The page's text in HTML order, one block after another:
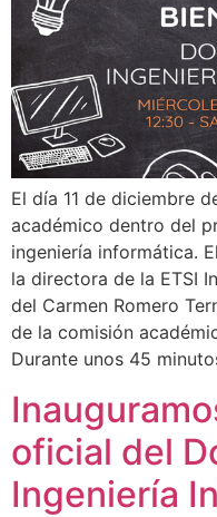
El día 11 de diciembre
académico dentro del
ingeniería informática.
la directora de la ETSI
del Carmen Romero
de la comisión
Durante unos 45
oficial del
Ingeniería